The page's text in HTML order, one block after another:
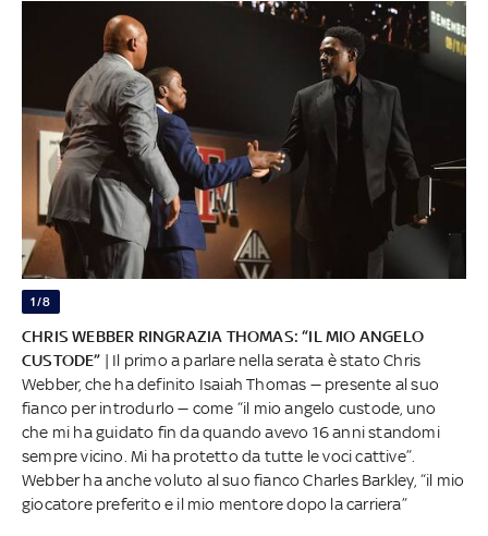
1/8
CHRIS WEBBER RINGRAZIA THOMAS: “IL MIO ANGELO
CUSTODE” | Il primo a parlare nella serata è stato Chris
Webber, che ha definito Isaiah Thomas — presente al suo
fianco per introdurlo — come “il mio angelo custode, uno
che mi ha guidato fin da quando avevo 16 anni standomi
sempre vicino. Mi ha protetto da tutte le voci cattive”.
Webber ha anche voluto al suo fianco Charles Barkley, “il mio
giocatore preferito e il mio mentore dopo la carriera”